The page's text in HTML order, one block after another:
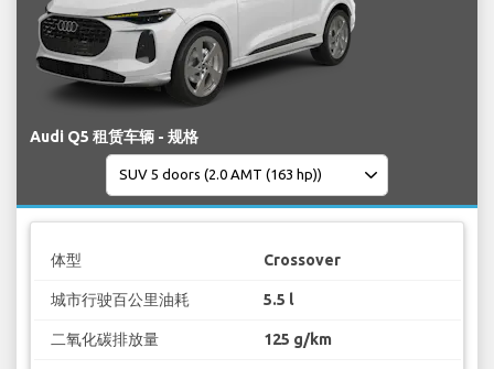
Audi Q5 租赁车辆 - 规格
体型 Crossover
城市行驶百公里油耗 5.5 l
二氧化碳排放量 125 g/km